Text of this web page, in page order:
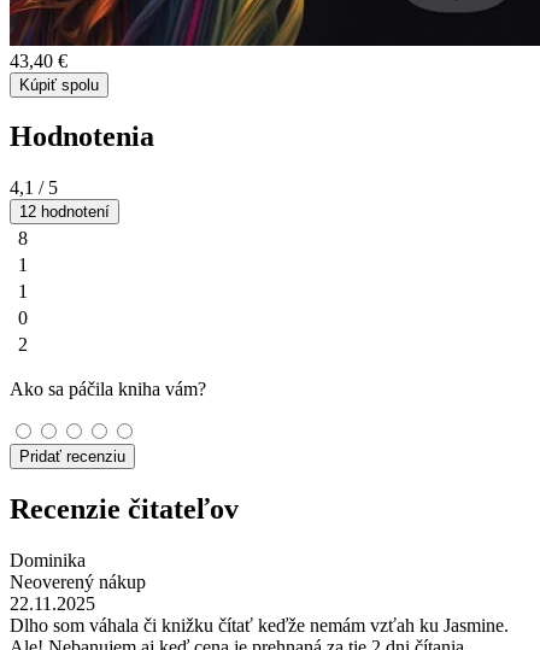
43,40 €
Kúpiť spolu
Hodnotenia
4,1 / 5
12 hodnotení
8
1
1
0
2
Ako sa páčila kniha vám?
Pridať recenziu
Recenzie čitateľov
Dominika
Neoverený nákup
22.11.2025
Dlho som váhala či knižku čítať keďže nemám vzťah ku Jasmine.